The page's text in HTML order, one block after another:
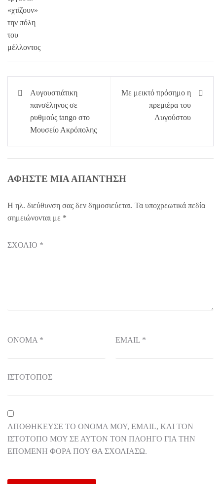
Πλοήγηση
άρθρων
Αυγουστιάτικη
πανσέληνος σε
ρυθμούς tango στο
Μουσείο Ακρόπολης
Με μεικτό πρόσημο η
πρεμιέρα του
Αυγούστου
ΑΦΉΣΤΕ ΜΙΑ ΑΠΆΝΤΗΣΗ
Η ηλ. διεύθυνση σας δεν δημοσιεύεται. Τα υποχρεωτικά πεδία
σημειώνονται με *
ΣΧΌΛΙΟ *
ΌΝΟΜΑ * EMAIL *
ΙΣΤΌΤΟΠΟΣ
ΑΠΟΘΉΚΕΥΣΕ ΤΟ ΌΝΟΜΆ ΜΟΥ, EMAIL, ΚΑΙ ΤΟΝ
ΙΣΤΌΤΟΠΟ ΜΟΥ ΣΕ ΑΥΤΌΝ ΤΟΝ ΠΛΟΗΓΌ ΓΙΑ ΤΗΝ
ΕΠΌΜΕΝΗ ΦΟΡΆ ΠΟΥ ΘΑ ΣΧΟΛΙΆΣΩ.